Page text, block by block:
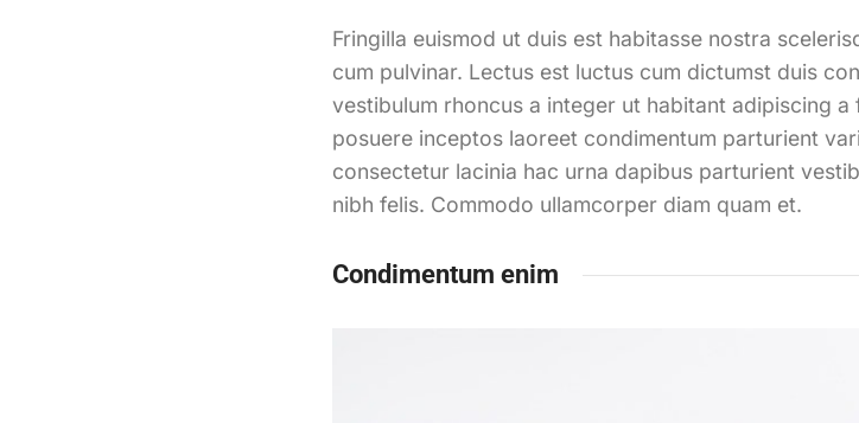
Fringilla euismod ut duis est habitasse nostra
cum pulvinar. Lectus est luctus cum dictumst duis
vestibulum rhoncus a integer ut habitant adipiscing
posuere inceptos laoreet condimentum parturient
consectetur lacinia hac urna dapibus parturient
nibh felis. Commodo ullamcorper diam quam et.
Condimentum enim